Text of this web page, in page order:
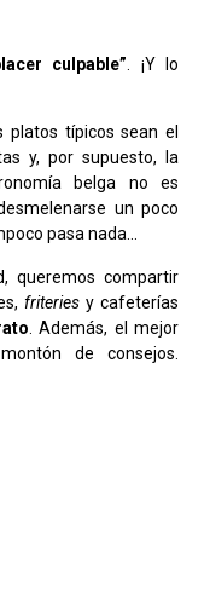
culpable” . ¡Y lo
típicos sean el
y, por supuesto, la
belga no es
un poco
pasa nada…
queremos compartir
friteries y cafeterías
. Además, el mejor
de consejos.